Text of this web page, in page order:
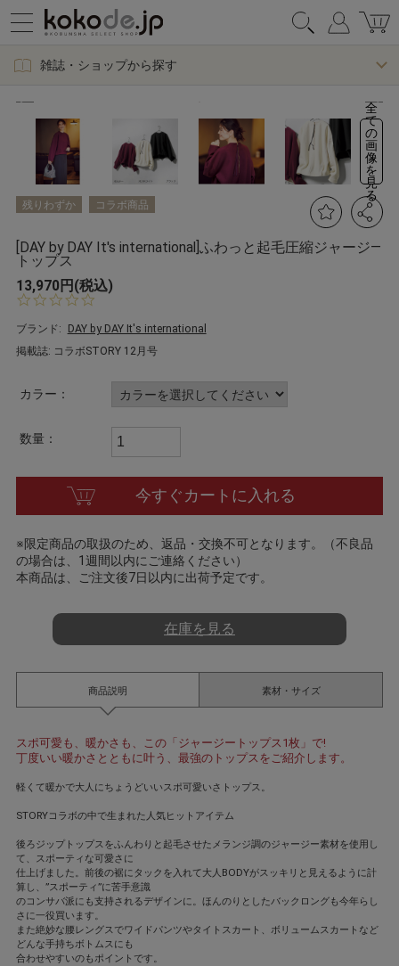
雑誌・ショップから探す
全
て
の
画
像
を
見
る
残りわずか コラボ商品
[DAY by DAY It's international]ふわっと起毛圧縮ジャージ―
トップス
13,970円(税込)
s
t
a
ブランド:
DAY by DAY It's international
掲載誌: コラボSTORY 12月号
カラー：
数量：
今すぐカートに入れる
※限定商品の取扱のため、返品・交換不可となります。（不良品
の場合は、1週間以内にご連絡ください）
本商品は、ご注文後7日以内に出荷予定です。
在庫を見る
商品説明
スポ可愛も、暖かさも、この「ジャージートップス1枚」で!
丁度いい暖かさとともに叶う、最強のトップスをご紹介します。
軽くて暖かで大人にちょうどいいスポ可愛いさトップス。
STORYコラボの中で生まれた人気ヒットアイテム
後ろジップトップスをふんわりと起毛させたメランジ調のジャージー素材を使用し
て、スポーティな可愛さに
仕上げました。前後の裾にタックを入れて大人BODYがスッキリと見えるように計
算し、”スポーティ”に苦手意識
のコンサバ派にも支持されるデザインに。ほんのりとしたバックロングも今年らし
さに一役買います。
また絶妙な腰レングスでワイドパンツやタイトスカート、ボリュームスカートなど
どんな手持ちボトムスにも
合わせやすいのもポイントです。
素材・サイズ